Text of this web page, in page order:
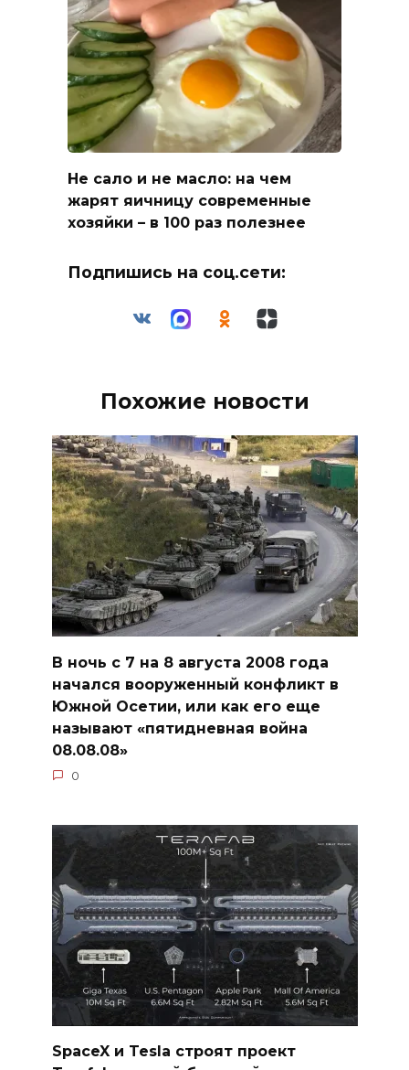
Не сало и не масло: на чем
жарят яичницу современные
хозяйки – в 100 раз полезнее
Подпишись на соц.сети:
Похожие новости
В ночь с 7 на 8 августа 2008 года
начался вооруженный конфликт в
Южной Осетии, или как его еще
называют «пятидневная война
08.08.08»
0
SpaceX и Tesla строят проект